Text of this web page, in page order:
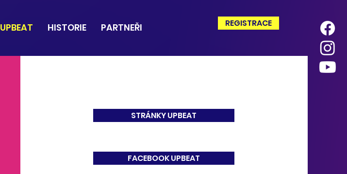
UPBEAT HISTORIE PARTNEŘI REGISTRACE
STRÁNKY UPBEAT
FACEBOOK UPBEAT